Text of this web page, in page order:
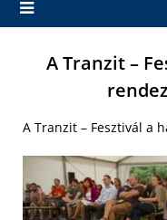
A Tranzit –
A Tranzit – Fesztivál a